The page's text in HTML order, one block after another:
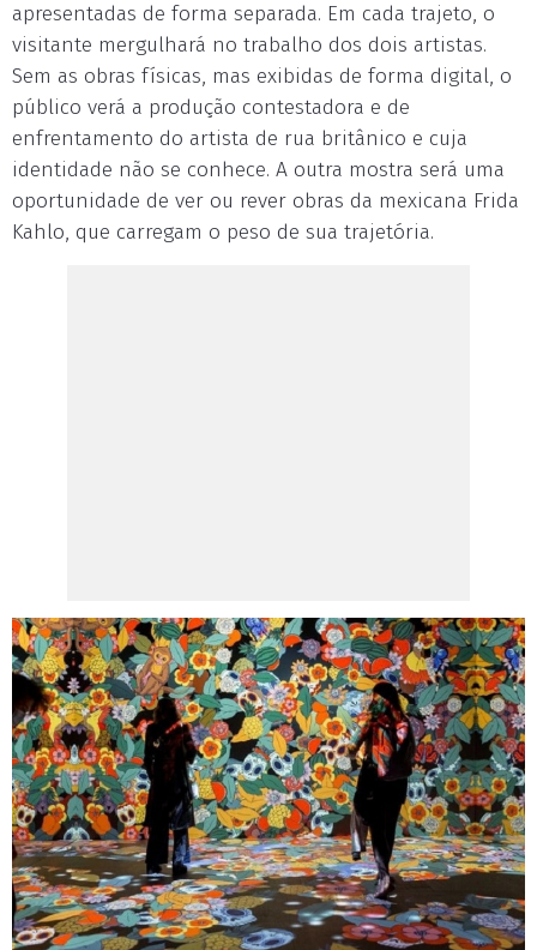
apresentadas de forma separada. Em cada trajeto, o
visitante mergulhará no trabalho dos dois artistas.
Sem as obras físicas, mas exibidas de forma digital, o
público verá a produção contestadora e de
enfrentamento do artista de rua britânico e cuja
identidade não se conhece. A outra mostra será uma
oportunidade de ver ou rever obras da mexicana Frida
Kahlo, que carregam o peso de sua trajetória.